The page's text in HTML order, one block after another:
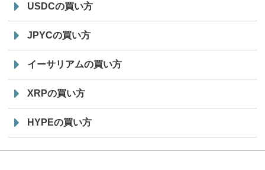
USDCの買い方
JPYCの買い方
イーサリアムの買い方
XRPの買い方
HYPEの買い方